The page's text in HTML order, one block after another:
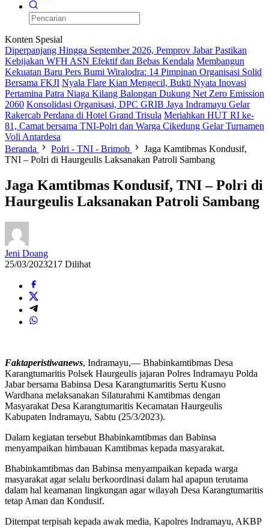
Konten Spesial
Diperpanjang Hingga September 2026, Pemprov Jabar Pastikan
Kebijakan WFH ASN Efektif dan Bebas Kendala Membangun
Kekuatan Baru Pers Bumi Wiralodra: 14 Pimpinan Organisasi Solid
Bersama FKJI Nyala Flare Kian Mengecil, Bukti Nyata Inovasi
Pertamina Patra Niaga Kilang Balongan Dukung Net Zero Emission
2060 Konsolidasi Organisasi, DPC GRIB Jaya Indramayu Gelar
Rakercab Perdana di Hotel Grand Trisula Meriahkan HUT RI ke-
81, Camat bersama TNI-Polri dan Warga Cikedung Gelar Turnamen
Voli Antardesa
Beranda
Polri - TNI - Brimob
Jaga Kamtibmas Kondusif,
TNI – Polri di Haurgeulis Laksanakan Patroli Sambang
Jaga Kamtibmas Kondusif, TNI – Polri di
Haurgeulis Laksanakan Patroli Sambang
Jeni Doang
25/03/2023217 Dilihat
Faktaperistiwanews, Indramayu,— Bhabinkamtibmas Desa
Karangtumaritis Polsek Haurgeulis jajaran Polres Indramayu Polda
Jabar bersama Babinsa Desa Karangtumaritis Sertu Kusno
Wardhana melaksanakan Silaturahmi Kamtibmas dengan
Masyarakat Desa Karangtumaritis Kecamatan Haurgeulis
Kabupaten Indramayu, Sabtu (25/3/2023).
Dalam kegiatan tersebut Bhabinkamtibmas dan Babinsa
menyampaikan himbauan Kamtibmas kepada masyarakat.
Bhabinkamtibmas dan Babinsa menyampaikan kepada warga
masyarakat agar selalu berkoordinasi dalam hal apapun terutama
dalam hal keamanan lingkungan agar wilayah Desa Karangtumaritis
tetap Aman dan Kondusif.
Ditempat terpisah kepada awak media, Kapolres Indramayu, AKBP